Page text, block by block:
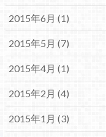
2015年6月 (1)
2015年5月 (7)
2015年4月 (1)
2015年2月 (4)
2015年1月 (3)